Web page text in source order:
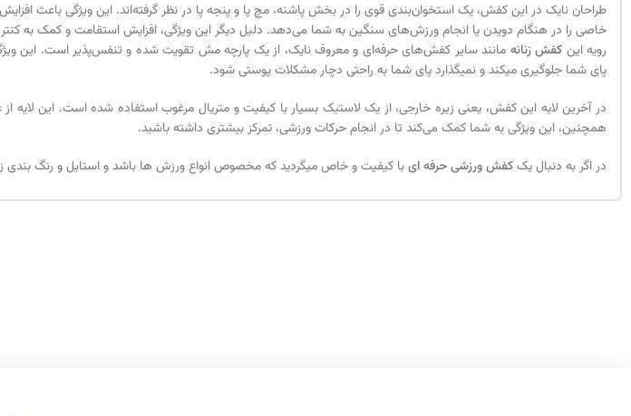
طراحان نایک در این کفش، یک استخوان‌بندی قوی را در بخش پاشنه، مچ پا و پنجه پا در نظر گرفته‌اند. این ویژگی باعث
خاصی را در هنگام دویدن یا انجام ورزش‌های سنگین به شما می‌دهد. دلیل دیگر این ویژگی، افزایش استقامت و کمک به
رویه این کفش زنانه مانند سایر کفش‌های حرفه‌ای و معروف نایک، از یک پارچه مش تقویت شده و تنفس‌پذیر است. این
پای شما جلوگیری میکند و نمیگذارد پای شما به راحتی دچار مشکلات پوستی شود.
در آخرین لایه این کفش، یعنی زیره خارجی، از یک لاستیک بسیار با کیفیت و متریال مرغوب استفاده شده است. این
همچنین، این ویژگی به شما کمک می‌کند تا در انجام حرکات ورزشی، تمرکز بیشتری داشته باشید.
در اگر به دنبال یککفش ورزشی حرفه ایبا کیفیت و خاص میگردید که مخصوص انواع ورزش ها باشد و استایل و رنگ بندی